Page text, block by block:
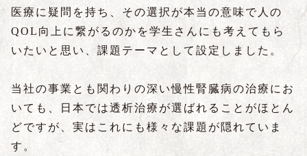
医療に疑問を持ち、その選択が本当の意味で人の
QOL向上に繋がるのかを学生さんにも考えてもら
いたいと思い、課題テーマとして設定しました。
当社の事業とも関わりの深い慢性腎臓病の治療にお
いても、日本では透析治療が選ばれることがほとん
どですが、実はこれにも様々な課題が隠れていま
す。